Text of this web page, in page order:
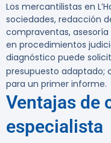
Los mercantilistas en
sociedades, redacción
compraventas,
en procedimientos
diagnóstico puede
presupuesto adaptado;
para un primer informe.
Ventajas de
especialista